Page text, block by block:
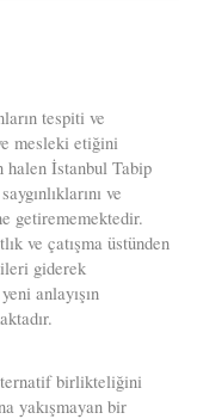
tespiti ve
mesleki etiğini
halen İstanbul Tabip
ve
getirememektedir.
ve çatışma üstünden
giderek
anlayışın
birlikteliğini
yakışmayan bir